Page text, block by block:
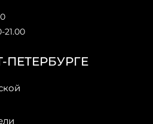
ПЕТЕРБУРГЕ